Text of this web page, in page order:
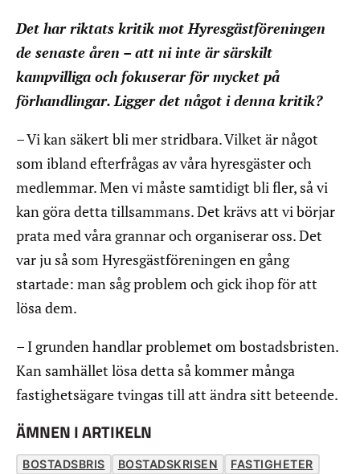
Det har riktats kritik mot Hyresgästföreningen
de senaste åren – att ni inte är särskilt
kampvilliga och fokuserar för mycket på
förhandlingar. Ligger det något i denna kritik?
– Vi kan säkert bli mer stridbara. Vilket är något
som ibland efterfrågas av våra hyresgäster och
medlemmar. Men vi måste samtidigt bli fler, så vi
kan göra detta tillsammans. Det krävs att vi börjar
prata med våra grannar och organiserar oss. Det
var ju så som Hyresgästföreningen en gång
startade: man såg problem och gick ihop för att
lösa dem.
– I grunden handlar problemet om bostadsbristen.
Kan samhället lösa detta så kommer många
fastighetsägare tvingas till att ändra sitt beteende.
ÄMNEN I ARTIKELN
BOSTADSBRIS BOSTADSKRISEN FASTIGHETER